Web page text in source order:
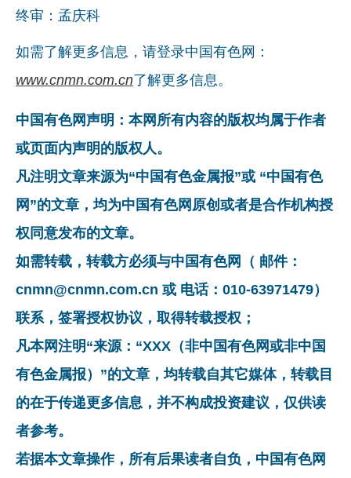
终审：孟庆科
如需了解更多信息，请登录中国有色网：
www.cnmn.com.cn了解更多信息。
中国有色网声明：本网所有内容的版权均属于作者
或页面内声明的版权人。
凡注明文章来源为“中国有色金属报”或 “中国有色
网”的文章，均为中国有色网原创或者是合作机构授
权同意发布的文章。
如需转载，转载方必须与中国有色网（ 邮件：
cnmn@cnmn.com.cn 或 电话：010-63971479）
联系，签署授权协议，取得转载授权；
凡本网注明“来源：“XXX（非中国有色网或非中国
有色金属报）”的文章，均转载自其它媒体，转载目
的在于传递更多信息，并不构成投资建议，仅供读
者参考。
若据本文章操作，所有后果读者自负，中国有色网